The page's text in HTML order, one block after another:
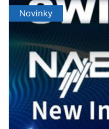
Novinky